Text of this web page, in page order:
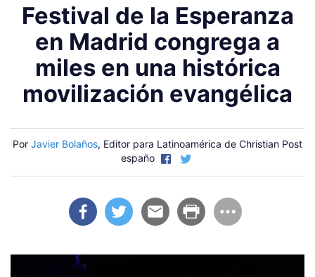
Festival de la Esperanza
en Madrid congrega a
miles en una histórica
movilización evangélica
Por Javier Bolaños, Editor para Latinoamérica de Christian Post
españo